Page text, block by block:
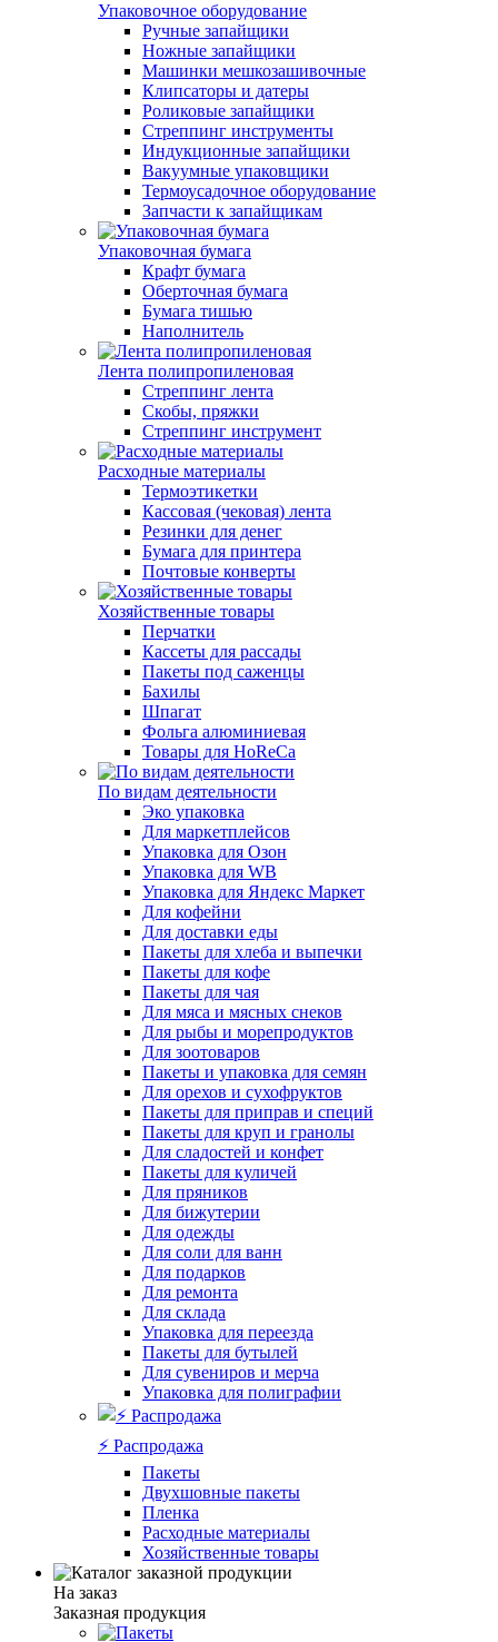
Упаковочное оборудование
Ручные запайщики
Ножные запайщики
Машинки мешкозашивочные
Клипсаторы и датеры
Роликовые запайщики
Стреппинг инструменты
Индукционные запайщики
Вакуумные упаковщики
Термоусадочное оборудование
Запчасти к запайщикам
Упаковочная бумага
Крафт бумага
Оберточная бумага
Бумага тишью
Наполнитель
Лента полипропиленовая
Стреппинг лента
Скобы, пряжки
Стреппинг инструмент
Расходные материалы
Термоэтикетки
Кассовая (чековая) лента
Резинки для денег
Бумага для принтера
Почтовые конверты
Хозяйственные товары
Перчатки
Кассеты для рассады
Пакеты под саженцы
Бахилы
Шпагат
Фольга алюминиевая
Товары для HoReCa
По видам деятельности
Эко упаковка
Для маркетплейсов
Упаковка для Озон
Упаковка для WB
Упаковка для Яндекс Маркет
Для кофейни
Для доставки еды
Пакеты для хлеба и выпечки
Пакеты для кофе
Пакеты для чая
Для мяса и мясных снеков
Для рыбы и морепродуктов
Для зоотоваров
Пакеты и упаковка для семян
Для орехов и сухофруктов
Пакеты для приправ и специй
Пакеты для круп и гранолы
Для сладостей и конфет
Пакеты для куличей
Для пряников
Для бижутерии
Для одежды
Для соли для ванн
Для подарков
Для ремонта
Для склада
Упаковка для переезда
Пакеты для бутылей
Для сувениров и мерча
Упаковка для полиграфии
⚡️ Распродажа
Пакеты
Двухшовные пакеты
Пленка
Расходные материалы
Хозяйственные товары
На заказ
Заказная продукция